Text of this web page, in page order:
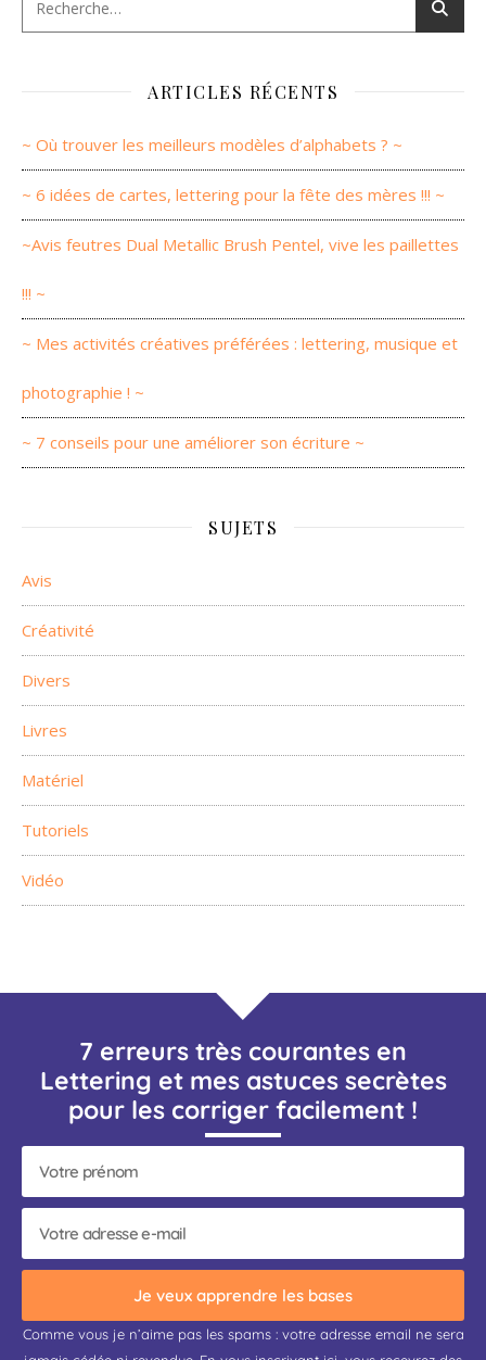
ARTICLES RÉCENTS
~ Où trouver les meilleurs modèles d’alphabets ? ~
~ 6 idées de cartes, lettering pour la fête des mères !!! ~
~Avis feutres Dual Metallic Brush Pentel, vive les paillettes
!!! ~
~ Mes activités créatives préférées : lettering, musique et
photographie ! ~
~ 7 conseils pour une améliorer son écriture ~
SUJETS
Avis
Créativité
Divers
Livres
Matériel
Tutoriels
Vidéo
7 erreurs très courantes en
Lettering et mes astuces secrètes
pour les corriger facilement !
Je veux apprendre les bases
Comme vous je n’aime pas les spams : votre adresse email ne sera